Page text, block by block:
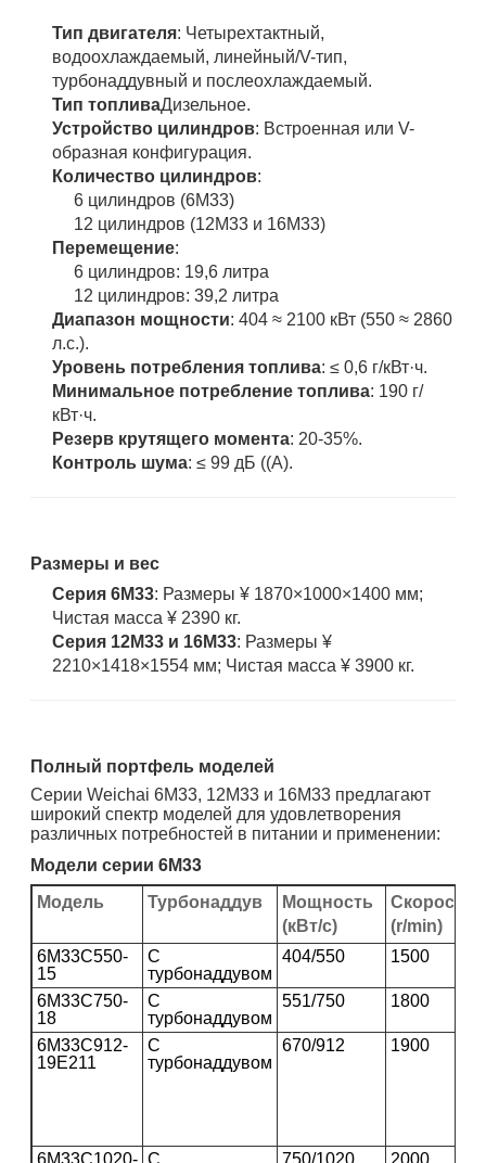
Тип двигателя: Четырехтактный,
водоохлаждаемый, линейный/V-тип,
турбонаддувный и послеохлаждаемый.
Тип топливаДизельное.
Устройство цилиндров: Встроенная или V-
образная конфигурация.
Количество цилиндров:
6 цилиндров (6M33)
12 цилиндров (12M33 и 16M33)
Перемещение:
6 цилиндров: 19,6 литра
12 цилиндров: 39,2 литра
Диапазон мощности: 404 ≈ 2100 кВт (550 ≈ 2860
л.с.).
Уровень потребления топлива: ≤ 0,6 г/кВт·ч.
Минимальное потребление топлива: 190 г/
кВт·ч.
Резерв крутящего момента: 20-35%.
Контроль шума: ≤ 99 дБ ((А).
Размеры и вес
Серия 6М33: Размеры ¥ 1870×1000×1400 мм;
Чистая масса ¥ 2390 кг.
Серия 12M33 и 16M33: Размеры ¥
2210×1418×1554 мм; Чистая масса ¥ 3900 кг.
Полный портфель моделей
Серии Weichai 6M33, 12M33 и 16M33 предлагают
широкий спектр моделей для удовлетворения
различных потребностей в питании и применении:
Модели серии 6М33
Модель Турбонаддув
Мощность
(кВт/с)
Скорость
(r/min)
6M33C550-
15
С
турбонаддувом
404/550 1500
6M33C750-
18
С
турбонаддувом
551/750 1800
6M33C912-
19E211
С
турбонаддувом
670/912 1900
6M33C1020- С 750/1020 2000